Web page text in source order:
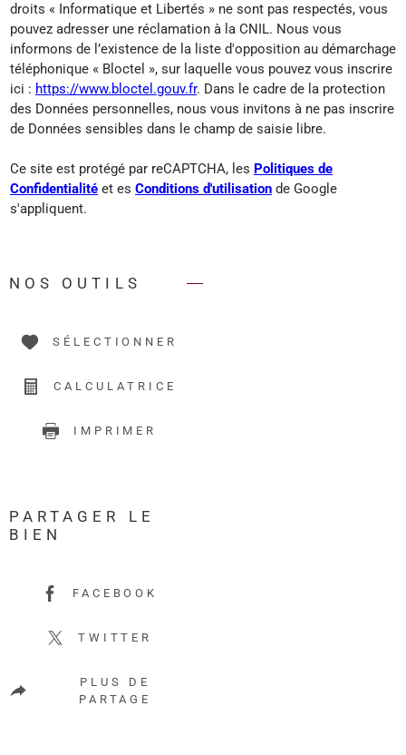
droits « Informatique et Libertés » ne sont pas respectés, vous
pouvez adresser une réclamation à la CNIL. Nous vous
informons de l’existence de la liste d'opposition au démarchage
téléphonique « Bloctel », sur laquelle vous pouvez vous inscrire
ici : https://www.bloctel.gouv.fr. Dans le cadre de la protection
des Données personnelles, nous vous invitons à ne pas inscrire
de Données sensibles dans le champ de saisie libre.
Ce site est protégé par reCAPTCHA, les Politiques de
Confidentialité et es Conditions d'utilisation de Google
s'appliquent.
NOS OUTILS
SÉLECTIONNER
CALCULATRICE
IMPRIMER
PARTAGER LE
BIEN
FACEBOOK
TWITTER
PLUS DE
PARTAGE